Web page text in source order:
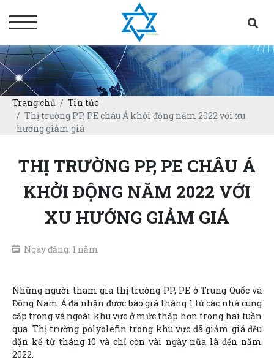
Trang chủ
Tin tức
Thị trường PP, PE châu Á khởi động năm 2022 với xu
hướng giảm giá
THỊ TRƯỜNG PP, PE CHÂU Á
KHỞI ĐỘNG NĂM 2022 VỚI
XU HƯỚNG GIẢM GIÁ
Ngày đăng: 1 năm
Những người tham gia thị trường PP, PE ở Trung Quốc và
Đông Nam Á đã nhận được báo giá tháng 1 từ các nhà cung
cấp trong và ngoài khu vực ở mức thấp hơn trong hai tuần
qua. Thị trường polyolefin trong khu vực đã giảm giá đều
đặn kể từ tháng 10 và chỉ còn vài ngày nữa là đến năm
2022.